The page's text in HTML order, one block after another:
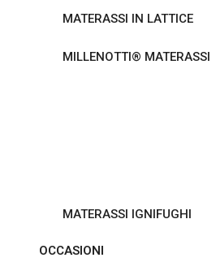
MATERASSI IN LATTICE
MILLENOTTI® MATERASSI
MATERASSI IGNIFUGHI
OCCASIONI